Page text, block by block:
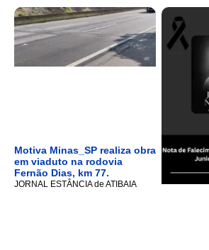
Motiva Minas_SP realiza obra
em viaduto na rodovia
Fernão Dias, km 77.
JORNAL ESTÂNCIA de ATIBAIA